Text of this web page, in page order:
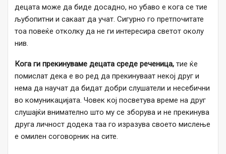
децата може да биде досадно, но убаво е кога се тие
љубопитни и сакаат да учат. Сигурно го претпочитате
тоа повеќе отколку да не ги интересира светот околу
нив.
Кога ги прекинуваме децата среде реченица, тие ќе
помислат дека е во ред да прекинуваат некој друг и
нема да научат да бидат добри слушатели и несебични
во комуникацијата. Човек кој посветува време на друг
слушајќи внимателно што му се зборува и не прекинува
друга личност додека таа го изразува своето мислење
е омилен соговорник на сите.